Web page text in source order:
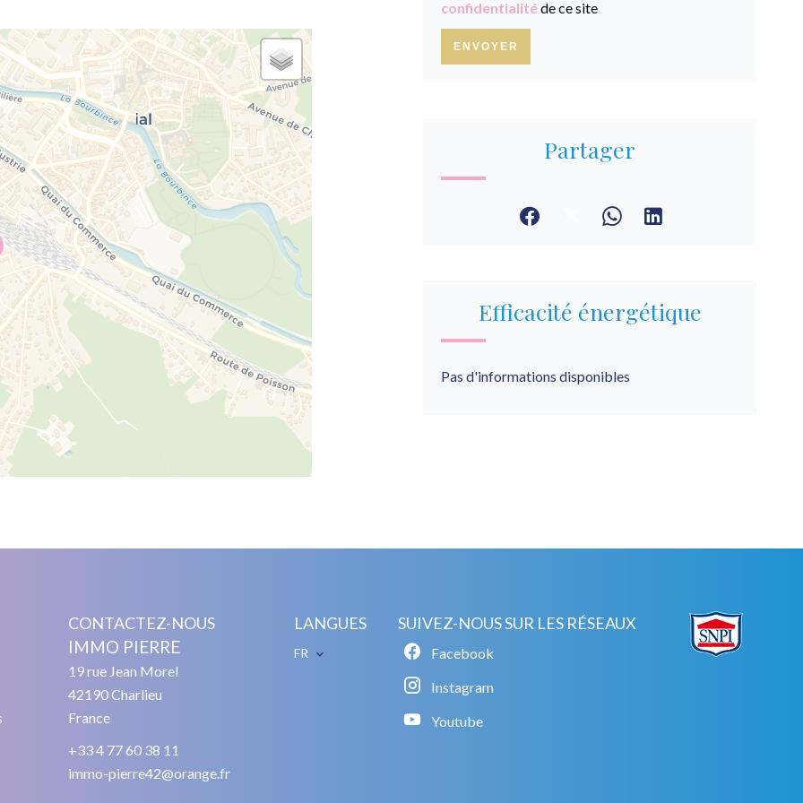
confidentialitéde ce site
ENVOYER
Partager
Efficacité énergétique
Pas d'informations disponibles
CONTACTEZ-NOUS
IMMO PIERRE
19 rue Jean Morel
42190Charlieu
France
+33 4 77 60 38 11
immo-pierre42@orange.fr
LANGUES
FR
SUIVEZ-NOUS SUR LES RÉSEAUX
Facebook
Instagram
Youtube